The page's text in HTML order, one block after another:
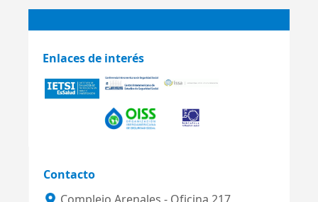
Enlaces de interés
Contacto